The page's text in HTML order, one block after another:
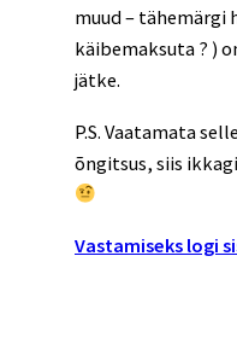
muud – tähemärgi
käibemaksuta ? )
jätke.
P.S. Vaatamata
õngitsus, siis
Vastamiseks logi